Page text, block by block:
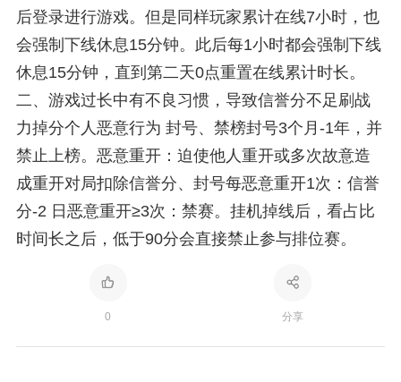
后登录进行游戏。但是同样玩家累计在线7小时，也
会强制下线休息15分钟。此后每1小时都会强制下线
休息15分钟，直到第二天0点重置在线累计时长。
二、游戏过长中有不良习惯，导致信誉分不足刷战
力掉分个人恶意行为 封号、禁榜封号3个月-1年，并
禁止上榜。恶意重开：迫使他人重开或多次故意造
成重开对局扣除信誉分、封号每恶意重开1次：信誉
分-2 日恶意重开≥3次：禁赛。挂机掉线后，看占比
时间长之后，低于90分会直接禁止参与排位赛。
0 分享